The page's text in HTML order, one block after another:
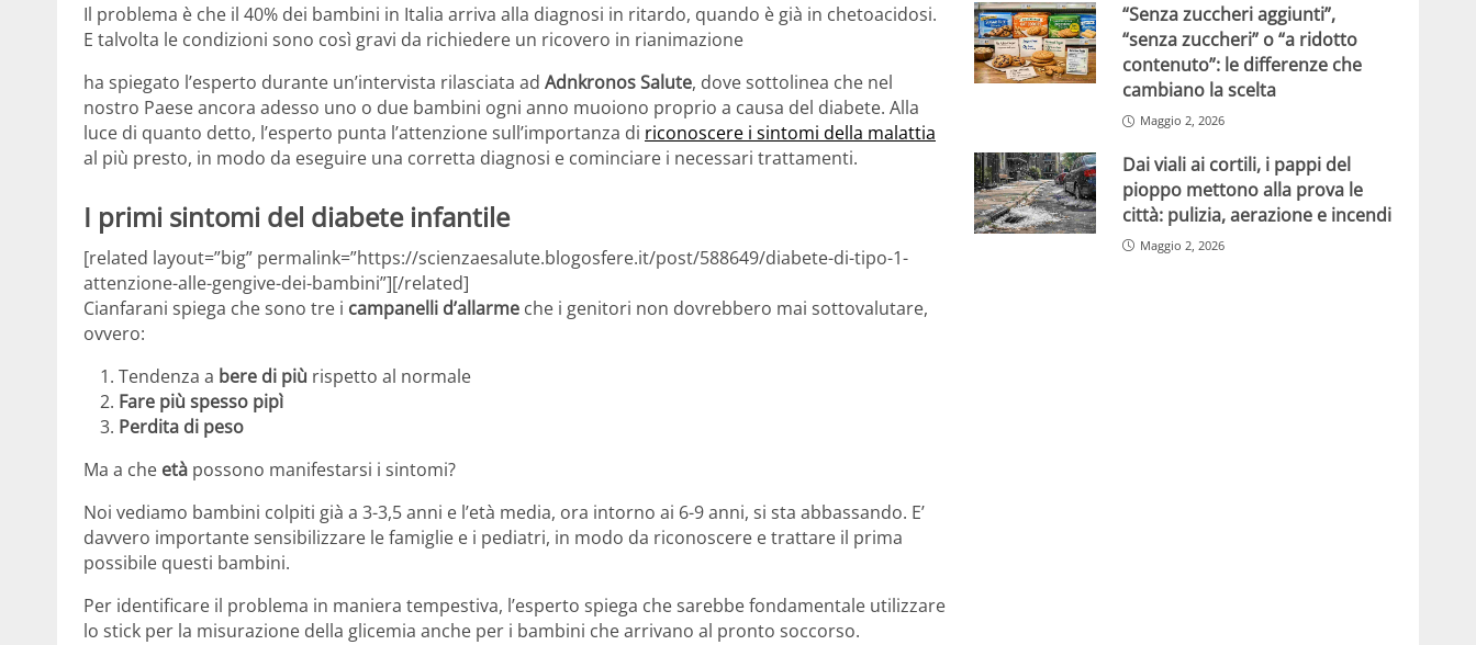
Il problema è che il 40% dei bambini in Italia arriva alla diagnosi in ritardo, quando è già in chetoacidosi.
E talvolta le condizioni sono così gravi da richiedere un ricovero in rianimazione
ha spiegato l’esperto durante un’intervista rilasciata ad Adnkronos Salute, dove sottolinea che nel
nostro Paese ancora adesso uno o due bambini ogni anno muoiono proprio a causa del diabete. Alla
luce di quanto detto, l’esperto punta l’attenzione sull’importanza di riconoscere i sintomi della malattia
al più presto, in modo da eseguire una corretta diagnosi e cominciare i necessari trattamenti.
I primi sintomi del diabete infantile
[related layout=”big” permalink=”https://scienzaesalute.blogosfere.it/post/588649/diabete-di-tipo-1-
attenzione-alle-gengive-dei-bambini”][/related]
Cianfarani spiega che sono tre i campanelli d’allarme che i genitori non dovrebbero mai sottovalutare,
ovvero:
Tendenza a bere di più rispetto al normale
Fare più spesso pipì
Perdita di peso
Ma a che età possono manifestarsi i sintomi?
Noi vediamo bambini colpiti già a 3-3,5 anni e l’età media, ora intorno ai 6-9 anni, si sta abbassando. E’
davvero importante sensibilizzare le famiglie e i pediatri, in modo da riconoscere e trattare il prima
possibile questi bambini.
Per identificare il problema in maniera tempestiva, l’esperto spiega che sarebbe fondamentale utilizzare
lo stick per la misurazione della glicemia anche per i bambini che arrivano al pronto soccorso.
“Senza zuccheri aggiunti”,
“senza zuccheri” o “a ridotto
contenuto”: le differenze che
cambiano la scelta
Maggio 2, 2026
Dai viali ai cortili, i pappi del
pioppo mettono alla prova le
città: pulizia, aerazione e incendi
Maggio 2, 2026